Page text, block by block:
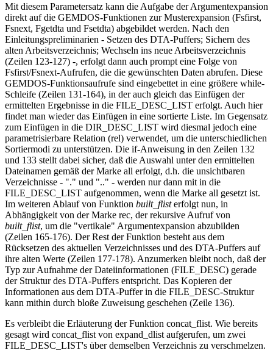
Mit diesem Parametersatz kann die Aufgabe der Argumentexpansion
direkt auf die GEMDOS-Funktionen zur Musterexpansion (Fsfirst,
Fsnext, Fgetdta und Fsetdta) abgebildet werden. Nach den
Einleitungspreliminarien - Setzen des DTA-Puffers; Sichern des
alten Arbeitsverzeichnis; Wechseln ins neue Arbeitsverzeichnis
(Zeilen 123-127) -, erfolgt dann auch prompt eine Folge von
Fsfirst/Fsnext-Aufrufen, die die gewünschten Daten abrufen. Diese
GEMDOS-Funktionsaufrufe sind eingebettet in eine größere while-
Schleife (Zeilen 131-164), in der auch gleich das Einfügen der
ermittelten Ergebnisse in die FILE_DESC_LIST erfolgt. Auch hier
findet man wieder das Einfügen in eine sortierte Liste. Im Gegensatz
zum Einfügen in die DIR_DESC_LIST wird diesmal jedoch eine
parametrisierbare Relation (rel) verwendet, um die unterschiedlichen
Sortiermodi zu unterstützen. Die if-Anweisung in den Zeilen 132
und 133 stellt dabei sicher, daß die Auswahl unter den ermittelten
Dateinamen gemäß der Marke all erfolgt, d.h. die unsichtbaren
Verzeichnisse - "." und ".." - werden nur dann mit in die
FILE_DESC_LIST aufgenommen, wenn die Marke all gesetzt ist.
Im weiteren Ablauf von Funktion built_flisterfolgt nun, in
Abhängigkeit von der Marke rec, der rekursive Aufruf von
built_flist, um die "vertikale" Argumentexpansion abzubilden
(Zeilen 165-176). Der Rest der Funktion besteht aus dem
Rücksetzen des aktuellen Verzeichnisses und des DTA-Puffers auf
ihre alten Werte (Zeilen 177-178). Anzumerken bleibt noch, daß der
Typ zur Aufnahme der Dateiinformationen (FILE_DESC) gerade
der Struktur des DTA-Puffers entspricht. Das Kopieren der
Informationen aus dem DTA-Puffer in die FILE_DESC-Struktur
kann mithin durch bloße Zuweisung geschehen (Zeile 136).
Es verbleibt die Erläuterung der Funktion concat_flist. Wie bereits
gesagt wird concat_flist von expand_dlist aufgerufen, um zwei
FILE_DESC_LIST's über demselben Verzeichnis zu verschmelzen.